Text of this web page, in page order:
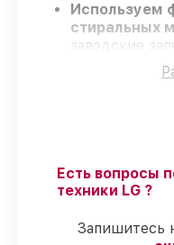
Используем
стиральных
заводские
проходят
и запчасти
Есть вопросы
техники LG ?
Запишитесь